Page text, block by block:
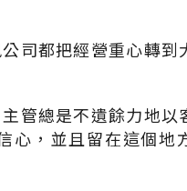
司都把經營重心轉到
管總是不遺餘力地以
心，並且留在這個地